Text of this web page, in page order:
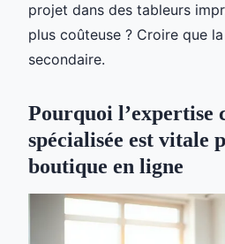
projet dans des tableurs
plus coûteuse ? Croire que
secondaire.
Pourquoi l’expertise
spécialisée est vitale
boutique en ligne